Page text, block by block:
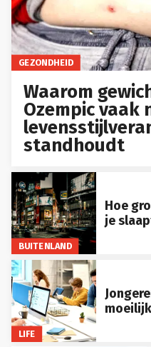
GEZONDHEID
Waarom
Ozempic vaak
standhoudt
BUITENLAND
Hoe
je
LIFE